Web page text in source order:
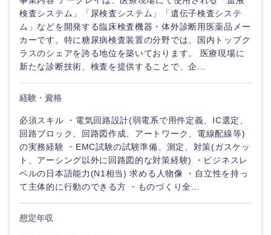
検査システム」「尿検査システム」「遺伝子検査システ
ム」などを開発する臨床検査機器・体外診断用医薬品メー
カーです。特に糖尿病検査装置の分野では、国内トップク
ラスのシェアを誇る地位を築いております。 医療現場に
新たな診断技術、検査を提供することで、企...
経験・資格
必須スキル ・電気回路設計(弱電系で用件定義、IC選定、
回路ブロック、回路図作成、アートワーク、電線配線等)
の実務経験 ・EMC試験の試験準備、測定、対策(ガスケッ
ト、アーシング以外に回路図的な対策経験) ・ビジネスレ
ベルの日本語能力(N1相当) 求める人物像 ・自立性を持っ
て主体的に行動のできる方 ・ものづくり全...
想定年収